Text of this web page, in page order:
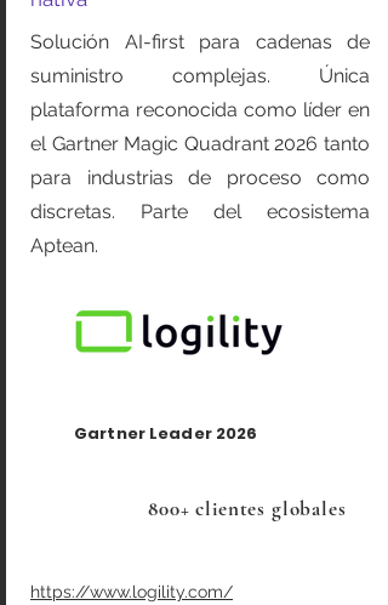
Solución AI-first para cadenas de
suministro complejas. Única
plataforma reconocida como líder en
el Gartner Magic Quadrant 2026 tanto
para industrias de proceso como
discretas. Parte del ecosistema
Aptean.
Gartner Leader 2026
800+ clientes globales
https://www.logility.com/